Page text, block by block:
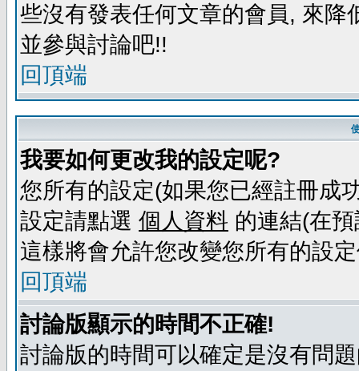
些沒有發表任何文章的會員, 來
並參與討論吧!!
回頂端
我要如何更改我的設定呢?
您所有的設定(如果您已經註冊成
設定請點選 個人資料 的連結(在
這樣將會允許您改變您所有的設
回頂端
討論版顯示的時間不正確!
討論版的時間可以確定是沒有問